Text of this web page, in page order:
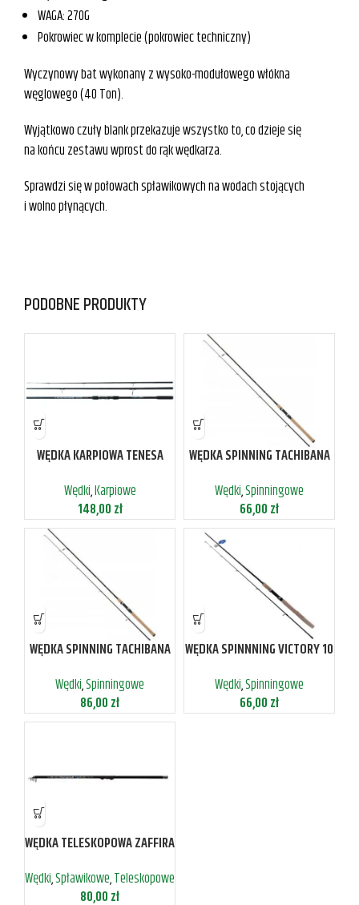
WAGA: 270G
Pokrowiec w komplecie (pokrowiec techniczny)
Wyczynowy bat wykonany z wysoko-modułowego włókna
węglowego (40 Ton).
Wyjątkowo czuły blank przekazuje wszystko to, co dzieje się
na końcu zestawu wprost do rąk wędkarza.
Sprawdzi się w połowach spławikowych na wodach stojących
i wolno płynących.
PODOBNE PRODUKTY
WĘDKA KARPIOWA TENESA
Wędki,Karpiowe
148,00zł
WĘDKA SPINNING TACHIBANA
Wędki,Spinningowe
66,00zł
WĘDKA SPINNING TACHIBANA
Wędki,Spinningowe
86,00zł
WĘDKA SPINNNING VICTORY 10
Wędki,Spinningowe
66,00zł
WĘDKA TELESKOPOWA ZAFFIRA
Wędki,Spławikowe,Teleskopowe
80,00zł